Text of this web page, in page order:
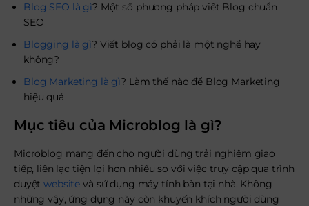
Blog SEO là gì? Một số phương pháp viết Blog chuẩn
SEO
Blogging là gì? Viết blog có phải là một nghề hay
không?
Blog Marketing là gì? Làm thế nào để Blog Marketing
hiệu quả
Mục tiêu của Microblog là gì?
Microblog mang đến cho người dùng trải nghiệm giao
tiếp, liên lạc tiện lợi hơn nhiều so với việc truy cập qua trình
duyệtwebsite và sử dụng máy tính bàn tại nhà. Không
những vậy, ứng dụng này còn khuyến khích người dùng